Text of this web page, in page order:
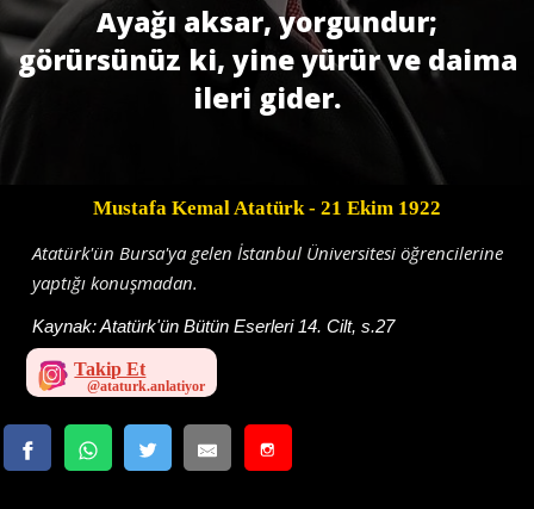
Ayağı aksar, yorgundur;
görürsünüz ki, yine yürür ve daima
ileri gider.
Mustafa Kemal Atatürk - 21 Ekim 1922
Atatürk'ün Bursa'ya gelen İstanbul Üniversitesi öğrencilerine
yaptığı konuşmadan.
Kaynak:Atatürk'ün Bütün Eserleri 14. Cilt, s.27
Takip Et